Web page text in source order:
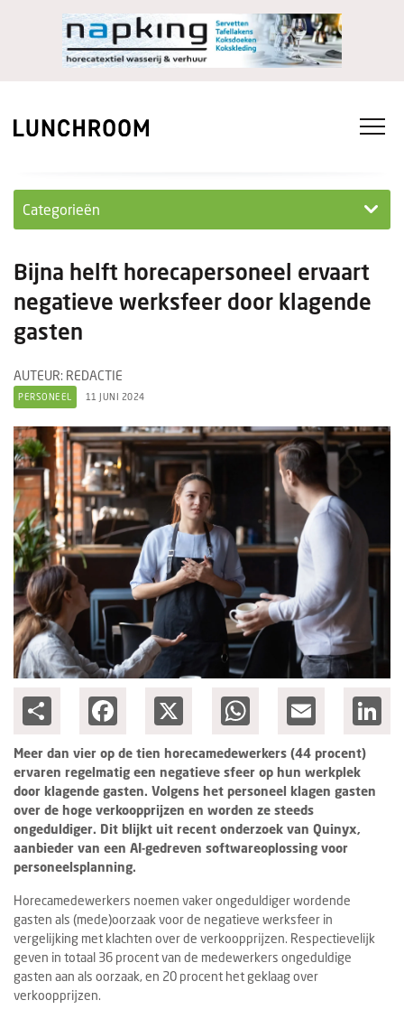
Categorieën
Ondernemen in...
Ondernemen
Nieuwe lunchrooms
Columns
Groots ondernemen
Bijna helft horecapersoneel ervaart
negatieve werksfeer door klagende
gasten
AUTEUR: REDACTIE
PERSONEEL 11 JUNI 2024
Facebook WhatsAppEmail
Meer dan vier op de tien horecamedewerkers (44 procent)
ervaren regelmatig een negatieve sfeer op hun werkplek
door klagende gasten. Volgens het personeel klagen gasten
over de hoge verkoopprijzen en worden ze steeds
ongeduldiger. Dit blijkt uit recent onderzoek van Quinyx,
aanbieder van een AI-gedreven softwareoplossing voor
personeelsplanning.
Horecamedewerkers noemen vaker ongeduldiger wordende
gasten als (mede)oorzaak voor de negatieve werksfeer in
vergelijking met klachten over de verkoopprijzen. Respectievelijk
geven in totaal 36 procent van de medewerkers ongeduldige
gasten aan als oorzaak, en 20 procent het geklaag over
verkoopprijzen.